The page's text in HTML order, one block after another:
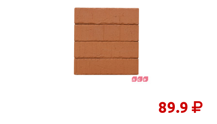
89.9